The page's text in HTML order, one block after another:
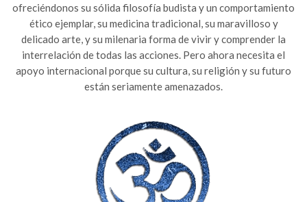
ofreciéndonos su sólida filosofía budista y un comportamiento
ético ejemplar, su medicina tradicional, su maravilloso y
delicado arte, y su milenaria forma de vivir y comprender la
interrelación de todas las acciones. Pero ahora necesita el
apoyo internacional porque su cultura, su religión y su futuro
están seriamente amenazados.